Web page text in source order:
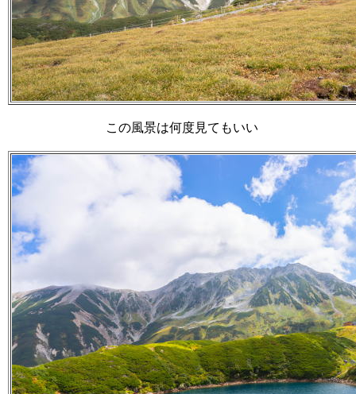
この風景は何度見てもいい